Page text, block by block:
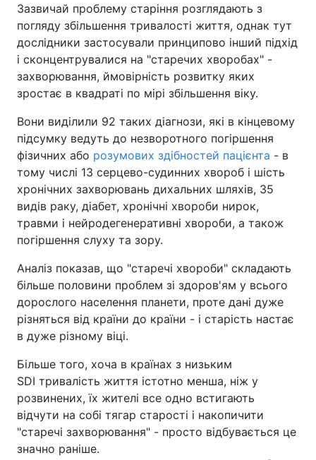
Зазвичай проблему старіння розглядають з
погляду збільшення тривалості життя, однак тут
дослідники застосували принципово інший підхід
і сконцентрувалися на "старечих хворобах" -
захворювання, ймовірність розвитку яких
зростає в квадраті по мірі збільшення віку.
Вони виділили 92 таких діагнози, які в кінцевому
підсумку ведуть до незворотного погіршення
фізичних або розумових здібностей пацієнта - в
тому числі 13 серцево-судинних хвороб і шість
хронічних захворювань дихальних шляхів, 35
видів раку, діабет, хронічні хвороби нирок,
травми і нейродегенеративні хвороби, а також
погіршення слуху та зору.
Аналіз показав, що "старечі хвороби" складають
більше половини проблем зі здоров'ям у всього
дорослого населення планети, проте дані дуже
різняться від країни до країни - і старість настає
в дуже різному віці.
Більше того, хоча в країнах з низьким
SDI тривалість життя істотно менша, ніж у
розвинених, їх жителі все одно встигають
відчути на собі тягар старості і накопичити
"старечі захворювання" - просто відбувається це
значно раніше.